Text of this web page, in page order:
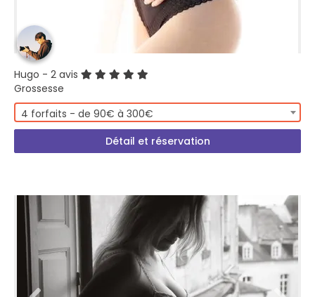
Hugo - 2 avis
Grossesse
4 forfaits - de 90€ à 300€
Détail et réservation